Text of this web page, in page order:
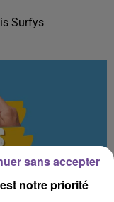
Surfys
notre priorité
sans accepter